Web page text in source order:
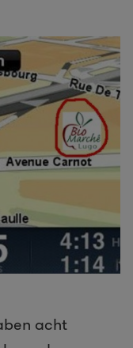
acht